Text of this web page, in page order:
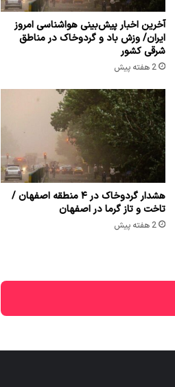
آخرین اخبار پیش‌بینی هواشناسی امروز
ایران/ وزش باد و گردوخاک در مناطق
شرقی کشور
2 هفته پیش
هشدار گردوخاک در ۴ منطقه اصفهان /
تاخت و تاز گرما در اصفهان
2 هفته پیش